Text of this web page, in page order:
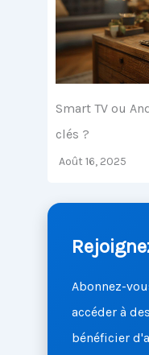
Smart TV ou
clés ?
Août 16, 2025
Abonnez-
accéder à
bénéficier